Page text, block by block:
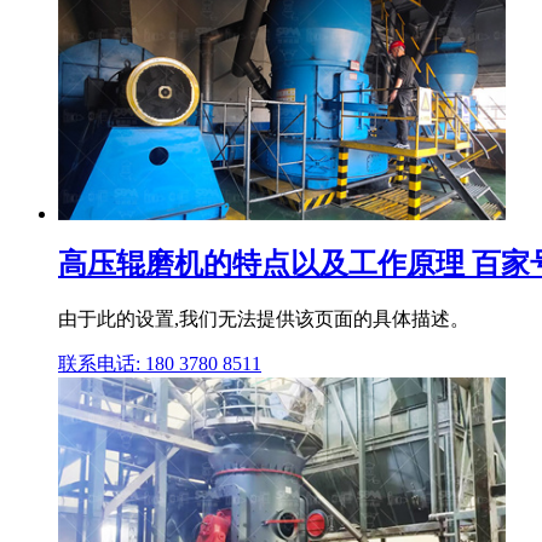
高压辊磨机的特点以及工作原理 百家
由于此的设置,我们无法提供该页面的具体描述。
联系电话: 180 3780 8511